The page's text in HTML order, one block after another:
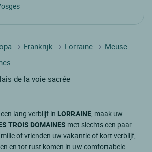
Frankrijk Lorraine
Meuse
de la voie sacrée
lang verblijf in LORRAINE , maak uw
TROIS DOMAINES met slechts een paar
of vrienden uw vakantie of kort verblijf,
en tot rust komen in uw comfortabele